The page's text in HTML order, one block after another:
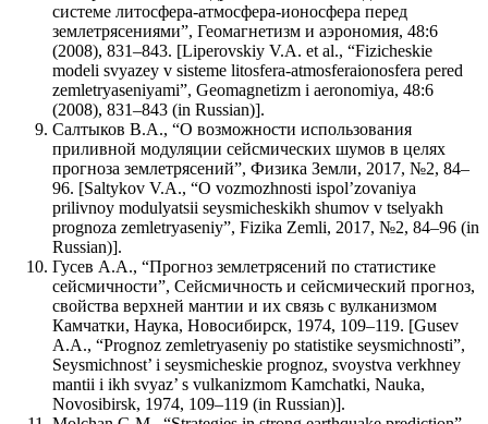
системе литосфера-атмосфера-ионосфера перед
землетрясениями”, Геомагнетизм и аэрономия, 48:6
(2008), 831–843. [Liperovskiy V.A. et al., “Fizicheskie
modeli svyazey v sisteme litosfera-atmosferaionosfera pered
zemletryaseniyami”, Geomagnetizm i aeronomiya, 48:6
(2008), 831–843 (in Russian)].
Салтыков В.А., “О возможности использования
приливной модуляции сейсмических шумов в целях
прогноза землетрясений”, Физика Земли, 2017, №2, 84–
96. [Saltykov V.A., “O vozmozhnosti ispol’zovaniya
prilivnoy modulyatsii seysmicheskikh shumov v tselyakh
prognoza zemletryaseniy”, Fizika Zemli, 2017, №2, 84–96 (in
Russian)].
Гусев А.А., “Прогноз землетрясений по статистике
сейсмичности”, Сейсмичность и сейсмический прогноз,
свойства верхней мантии и их связь с вулканизмом
Камчатки, Наука, Новосибирск, 1974, 109–119. [Gusev
A.A., “Prognoz zemletryaseniy po statistike seysmichnosti”,
Seysmichnost’ i seysmicheskie prognoz, svoystva verkhney
mantii i ikh svyaz’ s vulkanizmom Kamchatki, Nauka,
Novosibirsk, 1974, 109–119 (in Russian)].